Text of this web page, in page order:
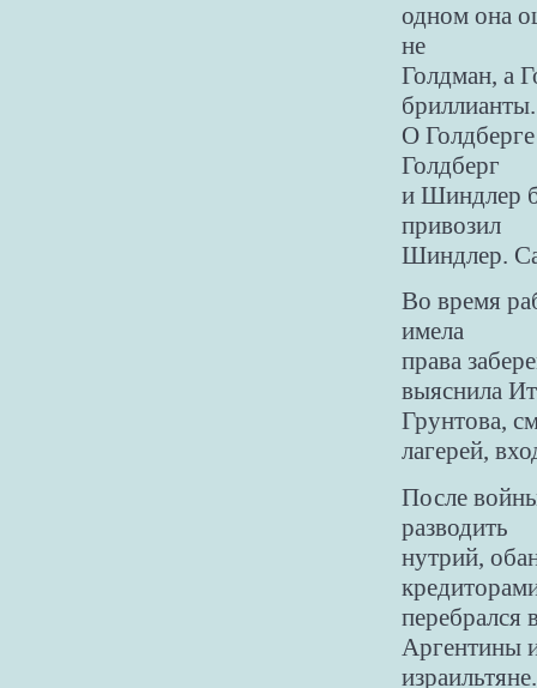
одном она
не
Голдман, а
бриллианты.
О
Голдберг
и Шиндлер
привозил
Шиндлер.
Во время
имела
права
выяснила
Грунтова,
лагерей,
После
разводить
нутрий,
перебрался
Аргентины